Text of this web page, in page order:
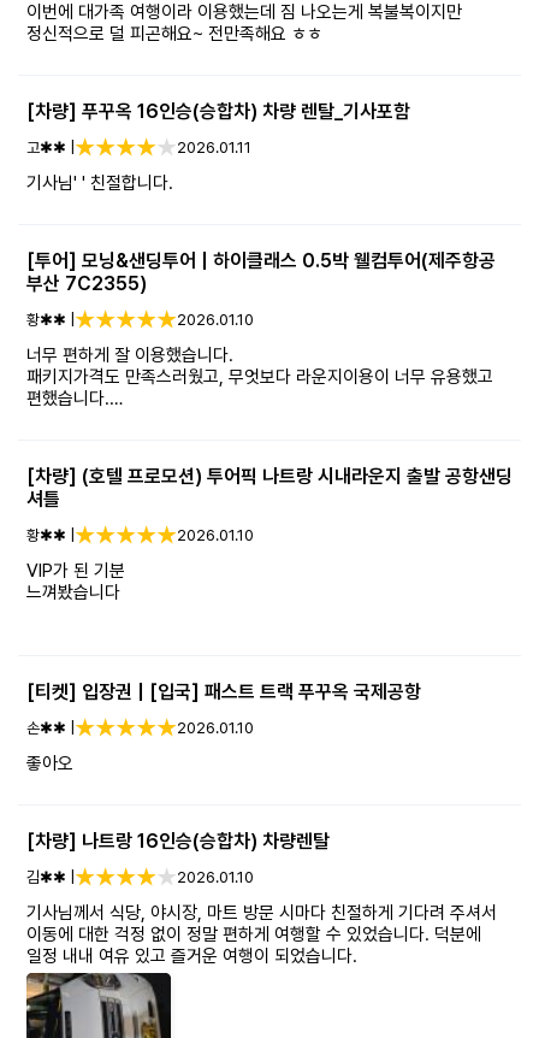
이번에 대가족 여행이라 이용했는데 짐 나오는게 복불복이지만
정신적으로 덜 피곤해요~ 전만족해요 ㅎㅎ
[차량] 푸꾸옥 16인승(승합차) 차량 렌탈_기사포함
고✱✱ | 2026.01.11
기사님' ' 친절합니다.
[투어] 모닝&샌딩투어 | 하이클래스 0.5박 웰컴투어(제주항공
부산 7C2355)
황✱✱ | 2026.01.10
너무 편하게 잘 이용했습니다.
패키지가격도 만족스러웠고, 무엇보다 라운지이용이 너무 유용했고
편했습니다.
[차량] (호텔 프로모션) 투어픽 나트랑 시내라운지 출발 공항샌딩
셔틀
황✱✱ | 2026.01.10
VIP가 된 기분
느껴봤습니다
감사합니다 투어픽
[티켓] 입장권 | [입국] 패스트 트랙 푸꾸옥 국제공항
손✱✱ | 2026.01.10
좋아오
[차량] 나트랑 16인승(승합차) 차량렌탈
김✱✱ | 2026.01.10
기사님께서 식당, 야시장, 마트 방문 시마다 친절하게 기다려 주셔서
이동에 대한 걱정 없이 정말 편하게 여행할 수 있었습니다. 덕분에
일정 내내 여유 있고 즐거운 여행이 되었습니다.